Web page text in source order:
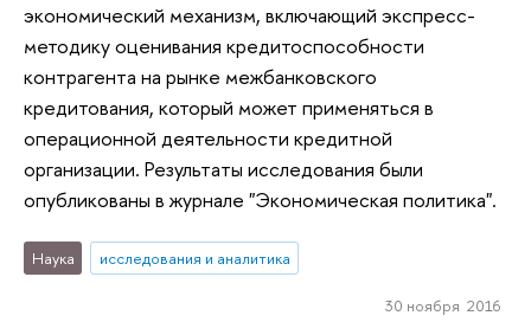
экономический механизм, включающий экспресс-
методику оценивания кредитоспособности
контрагента на рынке межбанковского
кредитования, который может применяться в
операционной деятельности кредитной
организации. Результаты исследования были
опубликованы в журнале "Экономическая политика".
Наука исследования и аналитика
30 ноября 2016